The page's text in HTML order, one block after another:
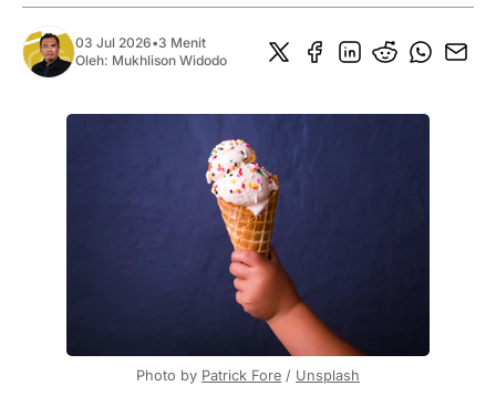
03 Jul 2026•3 Menit
Oleh: Mukhlison Widodo
Photo by Patrick Fore / Unsplash